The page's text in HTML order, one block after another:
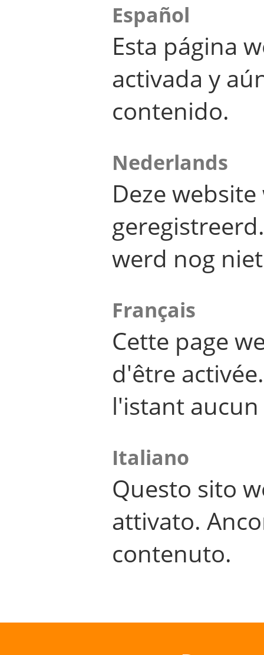
Español
Esta página
activada y
contenido.
Nederlands
Deze
werd nog
Français
Cette page
d'être
l'istant
Italiano
Questo sito
attivato.
contenuto.